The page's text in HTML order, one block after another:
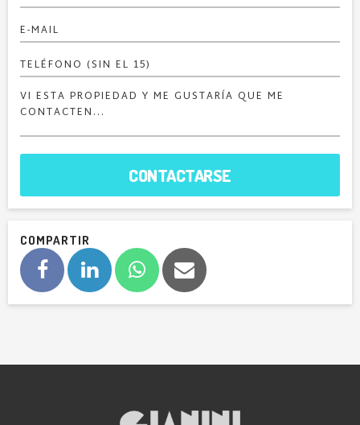
CONTACTARSE
COMPARTIR